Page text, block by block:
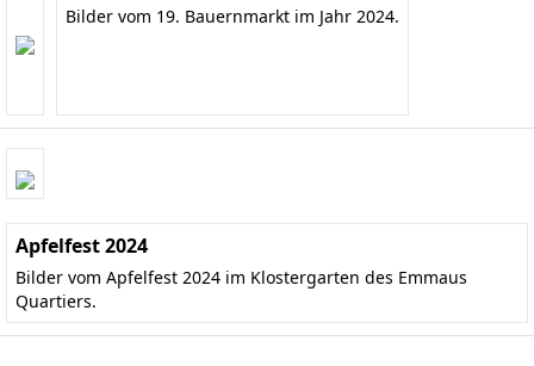
Bilder vom 19. Bauernmarkt im Jahr 2024.
Apfelfest 2024
Bilder vom Apfelfest 2024 im Klostergarten des Emmaus
Quartiers.